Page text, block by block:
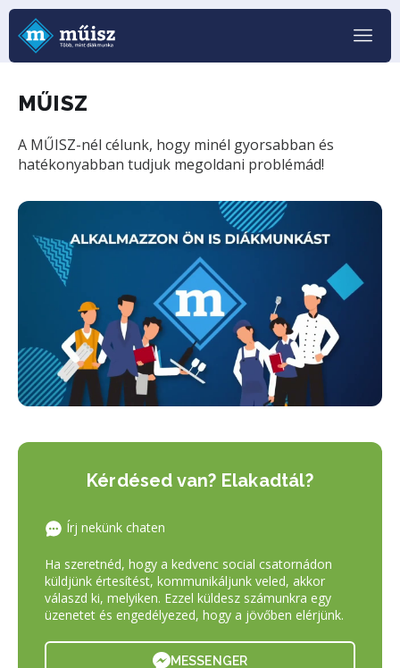
MŰISZ
A MŰISZ-nél célunk, hogy minél gyorsabban és
hatékonyabban tudjuk megoldani problémád!
Kérdésed van? Elakadtál?
Írj nekünk chaten
Ha szeretnéd, hogy a kedvenc social csatornádon
küldjünk értesítést, kommunikáljunk veled, akkor
válaszd ki, melyiken. Ezzel küldesz számunkra egy
üzenetet és engedélyezed, hogy a jövőben elérjünk.
MESSENGER